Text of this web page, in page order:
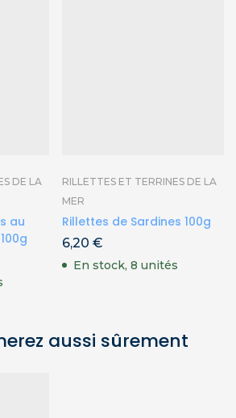
DE LA
au
RILLETTES ET TERRINES DE LA
MER
Rillettes de Sardines 100g
6,20 €
En stock, 8 unités
aussi sûrement